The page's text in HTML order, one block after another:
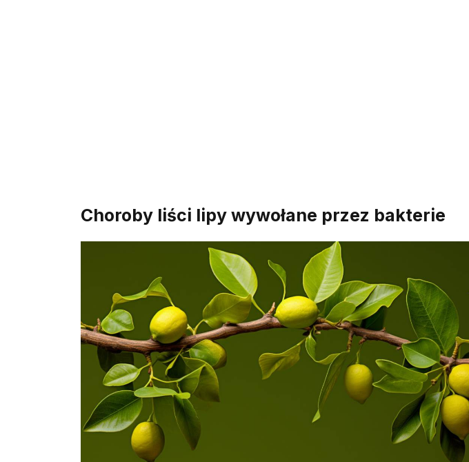
Choroby liści lipy wywołane przez bakterie